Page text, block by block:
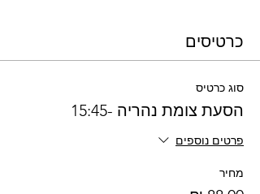
כרטיסים
סוג כרטיס
הסעת צומת נהריה -15:45
פרטים נוספים
מחיר